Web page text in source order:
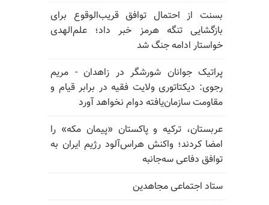
بسنت از احتمال توافق قریب‌الوقوع برای
بازگشایی تنگه هرمز خبر داد؛ علم‌الهدی
خواستار ادامه جنگ شد
پراتیک جوانان شورشگر در زاهدان - مریم
رجوی: دیکتاتوری ولایت فقیه در برابر قیام و
مقاومت سازمان‌یافته دوام نخواهد آورد
عربستان، ترکیه و پاکستان «پیمان مکه» را
امضا کردند؛ واکنش هراس‌آلود رژیم ایران به
توافق دفاعی سه‌جانبه
ستاد اجتماعی مجاهدین